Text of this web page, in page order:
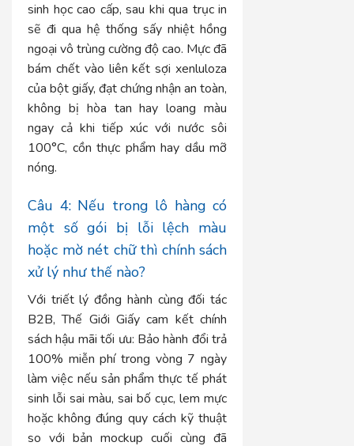
sinh học cao cấp, sau khi qua trục in
sẽ đi qua hệ thống sấy nhiệt hồng
ngoại vô trùng cường độ cao. Mực đã
bám chết vào liên kết sợi xenluloza
của bột giấy, đạt chứng nhận an toàn,
không bị hòa tan hay loang màu
ngay cả khi tiếp xúc với nước sôi
100°C, cồn thực phẩm hay dầu mỡ
nóng.
Câu 4: Nếu trong lô hàng có
một số gói bị lỗi lệch màu
hoặc mờ nét chữ thì chính sách
xử lý như thế nào?
Với triết lý đồng hành cùng đối tác
B2B, Thế Giới Giấy cam kết chính
sách hậu mãi tối ưu: Bảo hành đổi trả
100% miễn phí trong vòng 7 ngày
làm việc nếu sản phẩm thực tế phát
sinh lỗi sai màu, sai bố cục, lem mực
hoặc không đúng quy cách kỹ thuật
so với bản mockup cuối cùng đã